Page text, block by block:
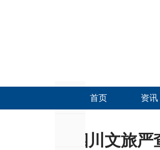
首页 资讯
四川文旅